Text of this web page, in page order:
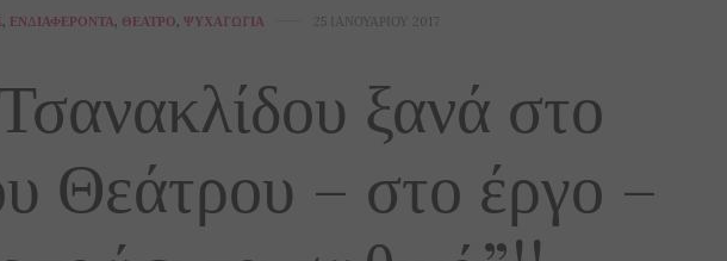
, ΕΝΔΙΑΦΈΡΟΝΤΑ, ΘΈΑΤΡΟ, ΨΥΧΑΓΩΓΊΑ 25 ΙΑΝΟΥΑΡΊΟΥ 2017
ξανά στο
Θεάτρου – στο έργο –